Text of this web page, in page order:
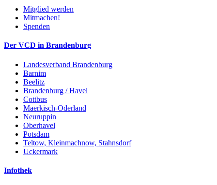
Mitglied werden
Mitmachen!
Spenden
Der VCD in Brandenburg
Landesverband Brandenburg
Barnim
Beelitz
Brandenburg / Havel
Cottbus
Maerkisch-Oderland
Neuruppin
Oberhavel
Potsdam
Teltow, Kleinmachnow, Stahnsdorf
Uckermark
Infothek